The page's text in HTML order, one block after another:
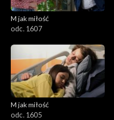
M jak miłość
odc. 1607
M jak miłość
odc. 1605